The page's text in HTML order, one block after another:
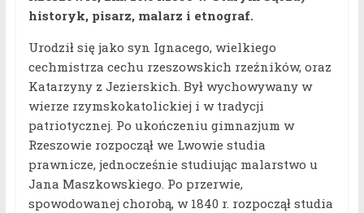
historyk, pisarz, malarz i etnograf.
Urodził się jako syn Ignacego, wielkiego
cechmistrza cechu rzeszowskich rzeźników, oraz
Katarzyny z Jezierskich. Był wychowywany w
wierze rzymskokatolickiej i w tradycji
patriotycznej. Po ukończeniu gimnazjum w
Rzeszowie rozpoczął we Lwowie studia
prawnicze, jednocześnie studiując malarstwo u
Jana Maszkowskiego. Po przerwie,
spowodowanej chorobą, w 1840 r. rozpoczął studia